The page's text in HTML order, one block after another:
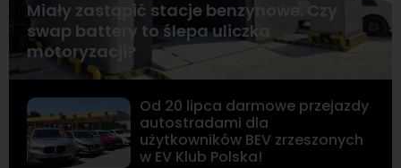
Miały zastąpić stacje benzynowe. Czy
swap battery to ślepa uliczka
motoryzacji?
Od 20 lipca darmowe przejazdy
autostradami dla
użytkowników BEV zrzeszonych
w EV Klub Polska!